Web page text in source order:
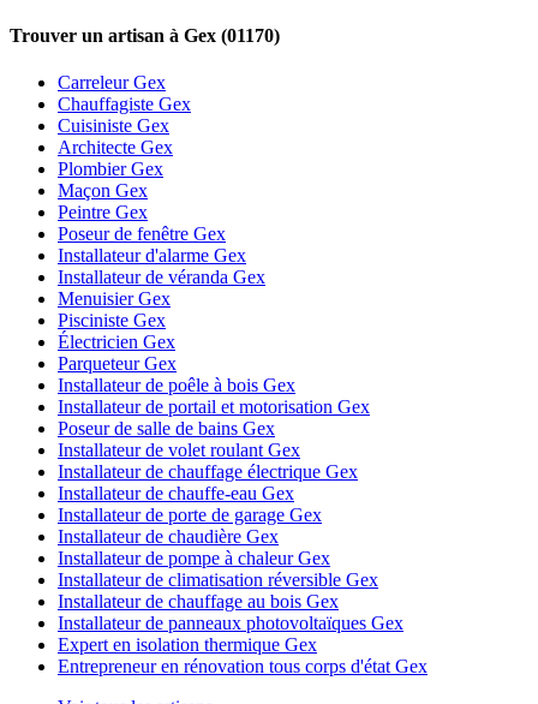
Trouver un artisan à Gex (01170)
Carreleur Gex
Chauffagiste Gex
Cuisiniste Gex
Architecte Gex
Plombier Gex
Maçon Gex
Peintre Gex
Poseur de fenêtre Gex
Installateur d'alarme Gex
Installateur de véranda Gex
Menuisier Gex
Pisciniste Gex
Électricien Gex
Parqueteur Gex
Installateur de poêle à bois Gex
Installateur de portail et motorisation Gex
Poseur de salle de bains Gex
Installateur de volet roulant Gex
Installateur de chauffage électrique Gex
Installateur de chauffe-eau Gex
Installateur de porte de garage Gex
Installateur de chaudière Gex
Installateur de pompe à chaleur Gex
Installateur de climatisation réversible Gex
Installateur de chauffage au bois Gex
Installateur de panneaux photovoltaïques Gex
Expert en isolation thermique Gex
Entrepreneur en rénovation tous corps d'état Gex